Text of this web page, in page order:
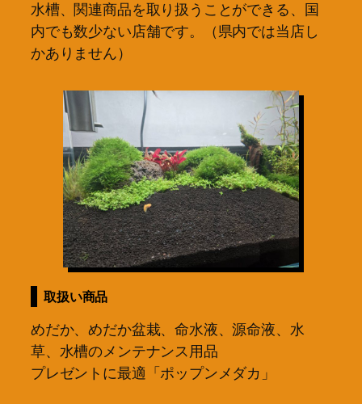
水槽、関連商品を取り扱うことができる、国
内でも数少ない店舗です。（県内では当店し
かありません）
取扱い商品
めだか、めだか盆栽、命水液、源命液、水
草、水槽のメンテナンス用品
プレゼントに最適「ポップンメダカ」